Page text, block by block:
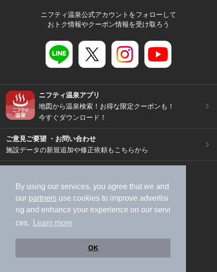
By using our services, you agree that we and
our partners use cookies to improve advertisi
ng and enhance your experience on our servi
ces.
Learn more
OK
ニフティ温泉公式アカウントをフォローして
おトク情報やクーポン情報を受け取ろう
ニフティ温泉アプリ
地図から温泉検索！お得な限定クーポンも！
今すぐダウンロード！
ご意見ご要望 ・お問い合わせ
施設データの新規追加や修正依頼もこちらから
加盟店募集（資料請求）
広告出稿のご案内
利用規約
ライフスタイルMEMBERS+規約
特定商取引法に基づく表記
ヘルプ
採用情報
運営会社